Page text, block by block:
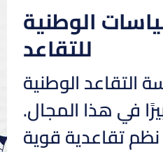
الوطنية
للتقاعد
التقاعد الوطنية
في هذا المجال.
تقاعدية قوية